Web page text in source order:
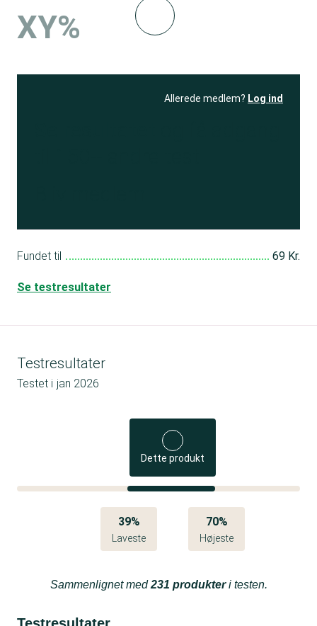
XY%
Allerede medlem? Log ind
Fundet til 69 Kr.
Se testresultater
Testresultater
Testet i jan 2026
Dette produkt
39%
Laveste
70%
Højeste
Sammenlignet med231 produkteri testen.
Testresultater